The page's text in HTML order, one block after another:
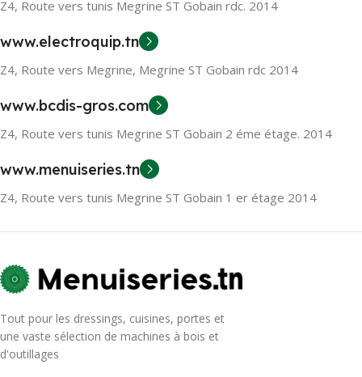
Z4, Route vers tunis Megrine ST Gobain rdc. 2014
www.electroquip.tn
Z4, Route vers Megrine, Megrine ST Gobain rdc 2014
www.bcdis-gros.com
Z4, Route vers tunis Megrine ST Gobain 2 éme étage. 2014
www.menuiseries.tn
Z4, Route vers tunis Megrine ST Gobain 1 er étage 2014
Tout pour les dressings, cuisines, portes et
une vaste sélection de machines à bois et
d'outillages